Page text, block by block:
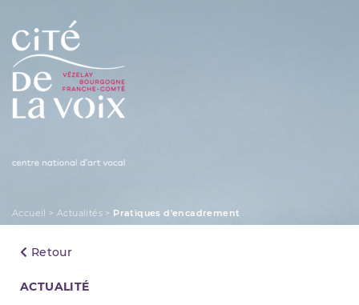
Skip
content
Accueil >Actualités > Pratiques d'encadrement
Retour
Categories
ACTUALITÉ